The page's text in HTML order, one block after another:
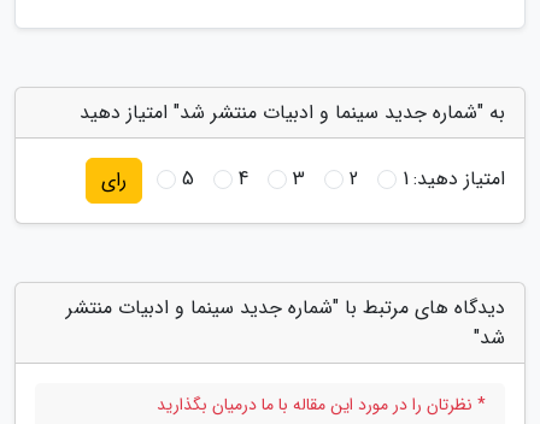
به "شماره جدید سینما و ادبیات منتشر شد" امتیاز دهید
امتیاز دهید:1
2
3
4
5 رای
دیدگاه های مرتبط با "شماره جدید سینما و ادبیات منتشر
شد"
* نظرتان را در مورد این مقاله با ما درمیان بگذارید